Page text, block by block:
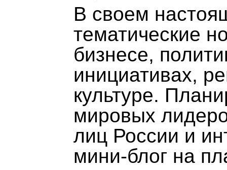
В своем
тематические
бизнесе,
инициативах,
культуре.
мировых
лиц России и
мини-блог на